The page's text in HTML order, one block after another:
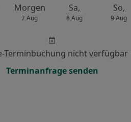
Morgen
7 Aug
Sa,
8 Aug
So,
9 Aug
Terminbuchung nicht verfügbar
Terminanfrage senden